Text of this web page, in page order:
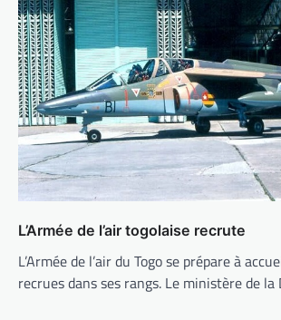
L’Armée de l’air togolaise recrute
L’Armée de l’air du Togo se prépare à
recrues dans ses rangs. Le ministère de la